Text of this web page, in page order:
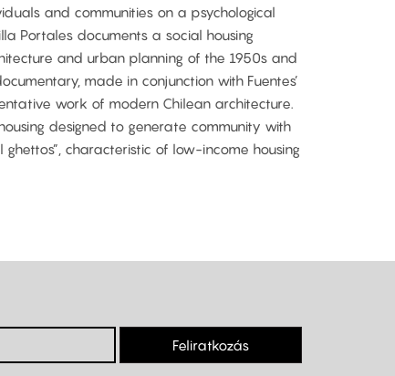
and communities on a psychological
Portales documents a social housing
and urban planning of the 1950s and
made in conjunction with Fuentes’
work of modern Chilean architecture.
designed to generate community with
characteristic of low-income housing
Feliratkozás